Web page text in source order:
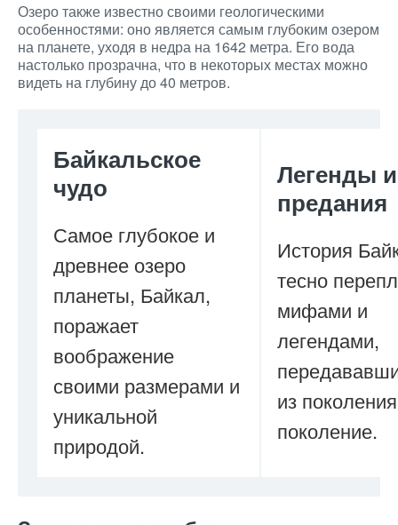
Озеро также известно своими геологическими
особенностями: оно является самым глубоким озером
на планете, уходя в недра на 1642 метра. Его вода
настолько прозрачна, что в некоторых местах можно
видеть на глубину до 40 метров.
Байкальское
чудо
Самое глубокое и
древнее озеро
планеты, Байкал,
поражает
воображение
своими размерами и
уникальной
природой.
Легенды и
предания
История
тесно
мифами и
легендами,
из
поколение.